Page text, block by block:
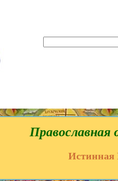
Православная
Истинная